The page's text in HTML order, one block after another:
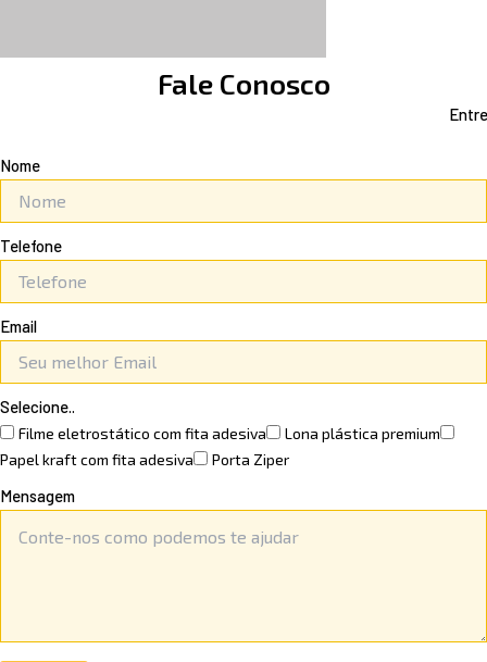
Fale Conosco
Nome
Telefone
Email
Selecione..
Filme eletrostático com fita adesiva
⁠Lona plástica premium
Papel kraft com fita adesiva
Porta Ziper
Mensagem